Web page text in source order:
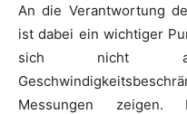
An die Verantwortung
ist dabei ein wichtiger
sich nicht
Messungen